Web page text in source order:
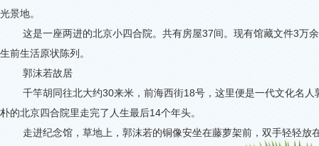
光景地。
这是一座两进的北京小四合院。共有房屋37间。现有馆藏文件3万
生前生活原状陈列。
郭沫若故居
千竿胡同往北大约30来米，前海西街18号，这里便是一代文化名
朴的北京四合院里走完了人生最后14个年头。
走进纪念馆，草地上，郭沫若的铜像安坐在藤萝架前，双手轻轻